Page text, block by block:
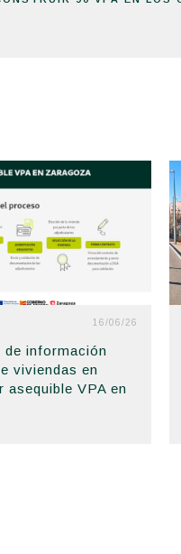
16/06/26
de información
viviendas en
asequible VPA en